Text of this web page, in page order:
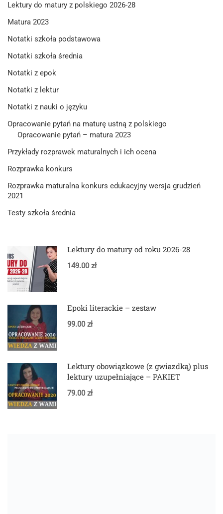
Lektury do matury z polskiego 2026-28
Matura 2023
Notatki szkoła podstawowa
Notatki szkoła średnia
Notatki z epok
Notatki z lektur
Notatki z nauki o języku
Opracowanie pytań na maturę ustną z polskiego
Opracowanie pytań – matura 2023
Przykłady rozprawek maturalnych i ich ocena
Rozprawka konkurs
Rozprawka maturalna konkurs edukacyjny wersja grudzień
2021
Testy szkoła średnia
Lektury do matury od roku 2026-28
149.00 zł
Epoki literackie – zestaw
99.00 zł
Lektury obowiązkowe (z gwiazdką) plus
lektury uzupełniające – PAKIET
79.00 zł